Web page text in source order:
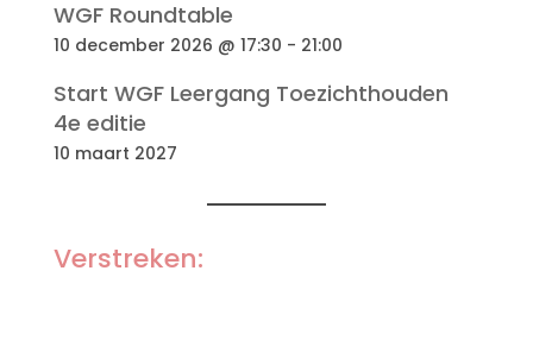
WGF Roundtable
10 december 2026 @ 17:30 - 21:00
Start WGF Leergang Toezichthouden
4e editie
10 maart 2027
Verstreken: